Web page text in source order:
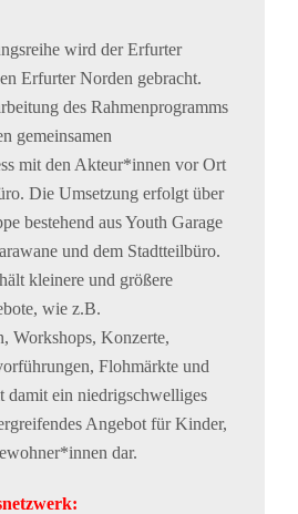
wird der Erfurter
Erfurter Norden gebracht.
des Rahmenprogramms
gemeinsamen
mit den Akteur*innen vor Ort
Die Umsetzung erfolgt über
bestehend aus Youth Garage
und dem Stadtteilbüro.
kleinere und größere
wie z.B.
Workshops, Konzerte,
Flohmärkte und
damit ein niedrigschwelliges
Angebot für Kinder,
dar.